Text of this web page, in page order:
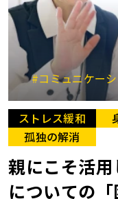
#コミュニケー
ストレス緩和
孤独の解消
親にこそ活
についての